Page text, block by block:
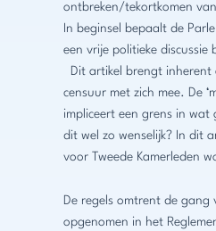
ontbreken/tekortkomen
In beginsel bepaalt de
een vrije politieke
Dit artikel brengt inherent
censuur met zich mee. De
impliceert een grens in
dit wel zo wenselijk? In dit
voor Tweede Kamerleden
De regels omtrent de gang
opgenomen in het